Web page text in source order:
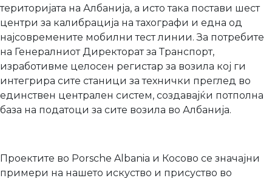
територијата на Албанија, а исто така постави шест
центри за калибрација на тахографи и една од
најсовремените мобилни тест линии. За потребите
на Генералниот Директорат за Транспорт,
изработивме целосен регистар за возила кој ги
интегрира сите станици за технички преглед во
единствен централен систем, создавајќи потполна
база на податоци за сите возила во Албанија.
Проектите во Porsche Albania и Косово се значајни
примери на нашето искуство и присуство во